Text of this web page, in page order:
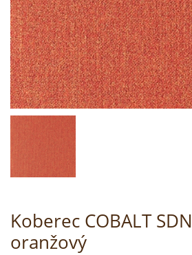
SOUTĚŽ
KONTAKT
Koberec COBALT
oranžový